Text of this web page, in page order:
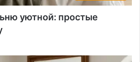
уютной: простые